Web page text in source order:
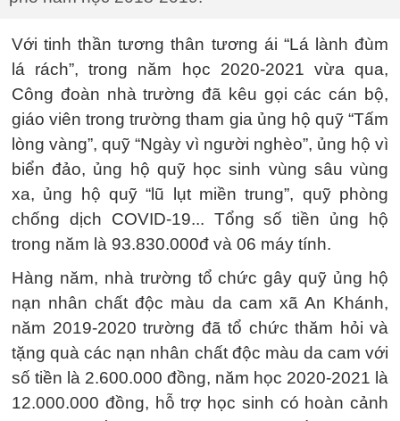
Với tinh thần tương thân tương ái “Lá lành đùm
lá rách”, trong năm học 2020-2021 vừa qua,
Công đoàn nhà trường đã kêu gọi các cán bộ,
giáo viên trong trường tham gia ủng hộ quỹ “Tấm
lòng vàng”, quỹ “Ngày vì người nghèo”, ủng hộ vì
biển đảo, ủng hộ quỹ học sinh vùng sâu vùng
xa, ủng hộ quỹ “lũ lụt miền trung”, quỹ phòng
chống dịch COVID-19... Tổng số tiền ủng hộ
trong năm là 93.830.000đ và 06 máy tính.
Hàng năm, nhà trường tổ chức gây quỹ ủng hộ
nạn nhân chất độc màu da cam xã An Khánh,
năm 2019-2020 trường đã tổ chức thăm hỏi và
tặng quà các nạn nhân chất độc màu da cam với
số tiền là 2.600.000 đồng, năm học 2020-2021 là
12.000.000 đồng, hỗ trợ học sinh có hoàn cảnh